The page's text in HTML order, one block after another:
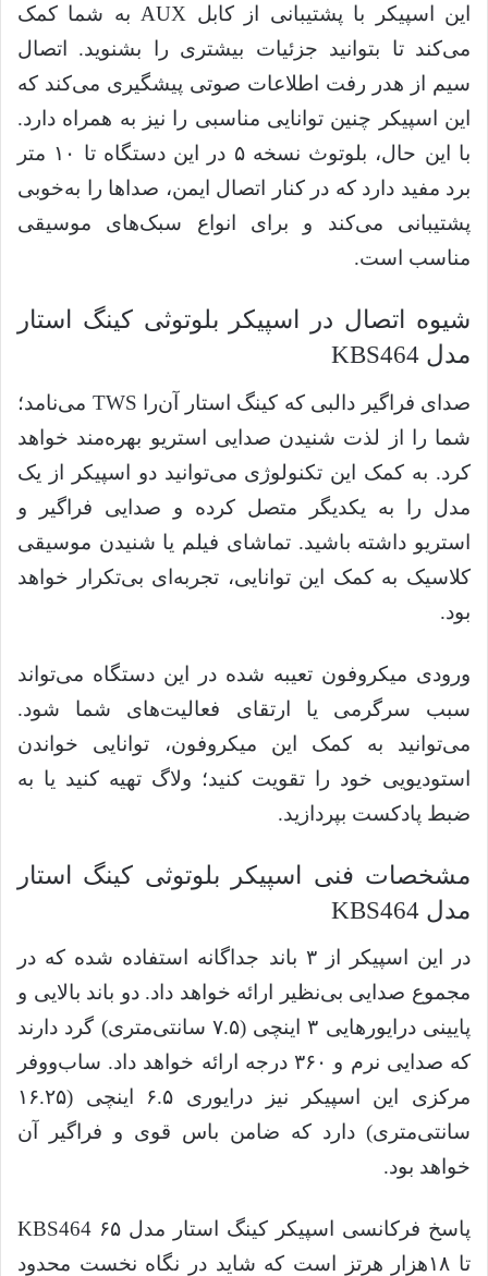
این اسپیکر با پشتیبانی از کابل AUX به شما کمک
می‌کند تا بتوانید جزئیات بیشتری را بشنوید. اتصال
سیم از هدر رفت اطلاعات صوتی پیشگیری می‌کند که
این اسپیکر چنین توانایی مناسبی را نیز به همراه دارد.
با این حال، بلوتوث نسخه ۵ در این دستگاه تا ۱۰ متر
برد مفید دارد که در کنار اتصال ایمن، صداها را به‌خوبی
پشتیبانی می‌کند و برای انواع سبک‌های موسیقی
مناسب است.
شیوه اتصال در اسپیکر بلوتوثی کینگ استار
مدل KBS464
صدای فراگیر دالبی که کینگ استار آن‌را TWS می‌نامد؛
شما را از لذت شنیدن صدایی استریو بهره‌مند خواهد
کرد. به کمک این تکنولوژی می‌توانید دو اسپیکر از یک
مدل را به یکدیگر متصل کرده و صدایی فراگیر و
استریو داشته باشید. تماشای فیلم یا شنیدن موسیقی
کلاسیک به کمک این توانایی، تجربه‌ای بی‌تکرار خواهد
بود.
ورودی میکروفون تعیبه شده در این دستگاه می‌تواند
سبب سرگرمی یا ارتقای فعالیت‌های شما شود.
می‌توانید به کمک این میکروفون، توانایی خواندن
استودیویی خود را تقویت کنید؛ ولاگ تهیه کنید یا به
ضبط پادکست بپردازید.
مشخصات فنی اسپیکر بلوتوثی کینگ استار
مدل KBS464
در این اسپیکر از ۳ باند جداگانه استفاده شده که در
مجموع صدایی بی‌نظیر ارائه خواهد داد. دو باند بالایی و
پایینی درایورهایی ۳ اینچی (۷.۵ سانتی‌متری) گرد دارند
که صدایی نرم و ۳۶۰ درجه ارائه خواهد داد. ساب‌ووفر
مرکزی این اسپیکر نیز درایوری ۶.۵ اینچی (۱۶.۲۵
سانتی‌متری) دارد که ضامن باس قوی و فراگیر آن
خواهد بود.
پاسخ فرکانسی اسپیکر کینگ استار مدل KBS464 ۶۵
تا ۱۸هزار هرتز است که شاید در نگاه نخست محدود